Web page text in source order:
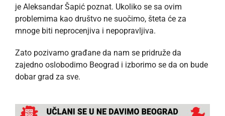
je Aleksandar Šapić poznat. Ukoliko se sa ovim
problemima kao društvo ne suočimo, šteta će za
mnoge biti neprocenjiva i nepopravljiva.
Zato pozivamo građane da nam se pridruže da
zajedno oslobodimo Beograd i izborimo se da on bude
dobar grad za sve.